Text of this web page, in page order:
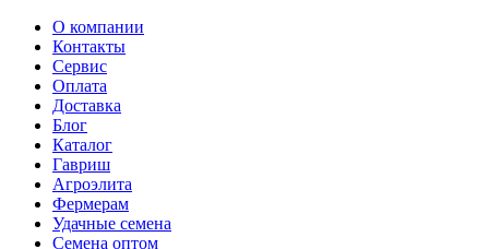
О компании
Контакты
Сервис
Оплата
Доставка
Блог
Каталог
Гавриш
Агроэлита
Фермерам
Удачные семена
Семена оптом